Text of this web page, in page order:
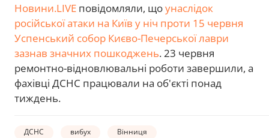
Новини.LIVE повідомляли, щоунаслідок
російської атаки на Київ у ніч проти 15 червня
Успенський собор Києво-Печерської лаври
зазнав значних пошкоджень. 23 червня
ремонтно-відновлювальні роботи завершили, а
фахівці ДСНС працювали на об'єкті понад
тиждень.
ДСНС вибух Вінниця